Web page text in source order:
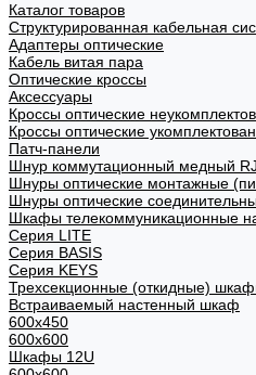
Каталог товаров
Структурированная кабельная
Адаптеры оптические
Кабель витая пара
Оптические кроссы
Аксессуары
Кроссы оптические
Кроссы оптические
Патч-панели
Шнур коммутационный медный
Шнуры оптические монтажные
Шнуры оптические
Шкафы телекоммуникационные
Cерия LITE
Cерия BASIS
Cерия KEYS
Трехсекционные (откидные)
Встраиваемый настенный шкаф
600x450
600x600
Шкафы 12U